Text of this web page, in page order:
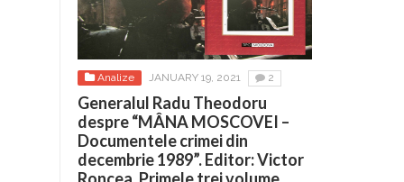
Analize JANUARY 19, 2021 2
Generalul Radu Theodoru
despre “MÂNA MOSCOVEI –
Documentele crimei din
decembrie 1989”. Editor: Victor